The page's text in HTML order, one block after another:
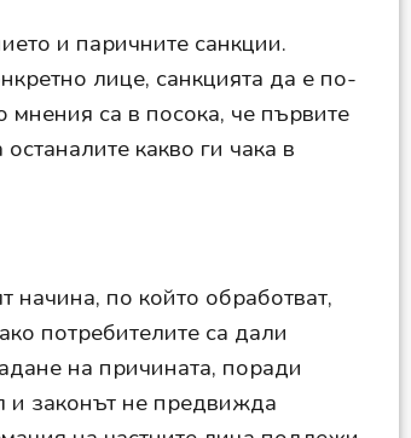
и паричните санкции.
лице, санкцията да е по-
са в посока, че първите
какво ги чака в
по който обработват,
потребителите са дали
на причината, поради
и законът не предвижда